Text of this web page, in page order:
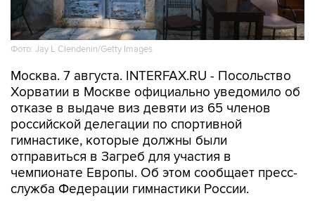
Фото: Jay L Clendenin/Getty Images
Москва. 7 августа. INTERFAX.RU - Посольство
Хорватии в Москве официально уведомило об
отказе в выдаче виз девяти из 65 членов
российской делегации по спортивной
гимнастике, которые должны были
отправиться в Загреб для участия в
чемпионате Европы. Об этом сообщает пресс-
служба Федерации гимнастики России.